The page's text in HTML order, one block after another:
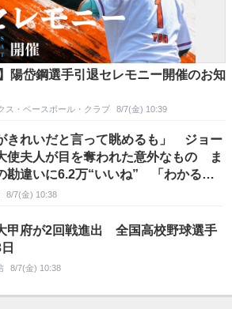
陽岱鋼選手引退セレモニー開催のお知
ス・ベースボール・クラブ 8/7(金) 10:39
きれいだと言って眺めるも」 ジョー
使夫人が目を奪われた意外なもの ま
勘違いに6.2万“いいね” 「わかるー
8/7(金) 10:38
甲府が2回戦進出 全国高校野球選手
8/7(金) 10:38